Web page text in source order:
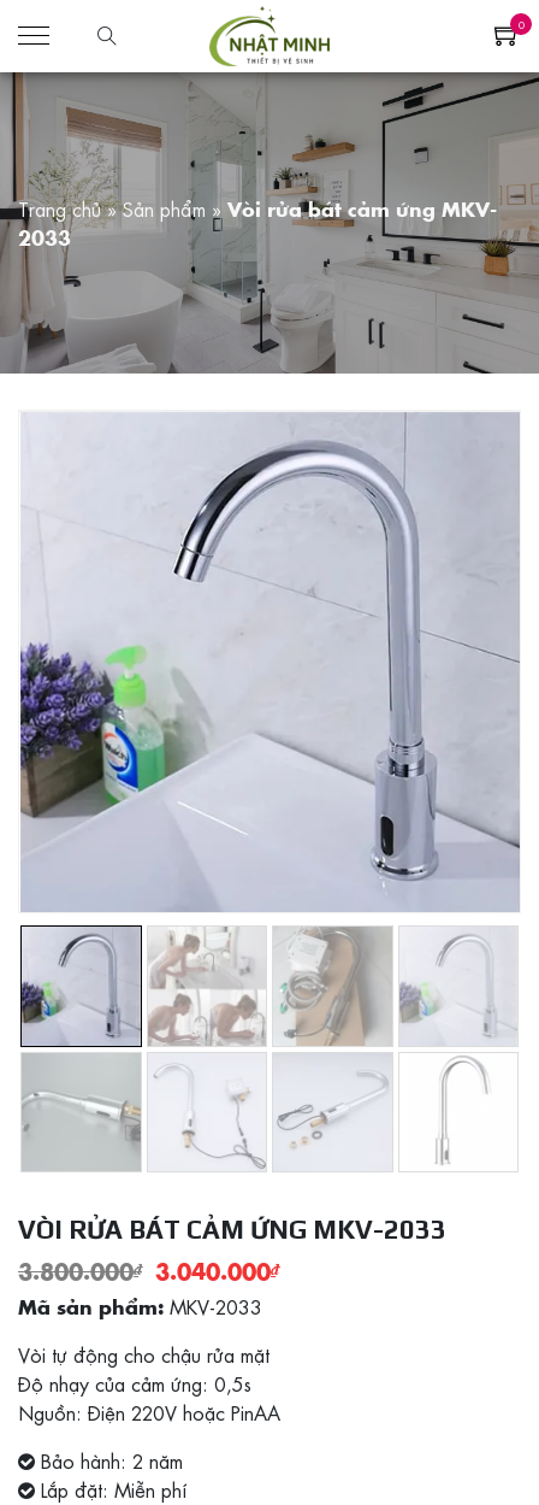
0
Trang chủ»Sản phẩm » Vòi rửa bát cảm ứng MKV-
2033
VÒI RỬA BÁT CẢM ỨNG MKV-2033
3.800.000₫ 3.040.000₫
Mã sản phẩm: MKV-2033
Vòi tự động cho chậu rửa mặt
Độ nhạy của cảm ứng: 0,5s
Nguồn: Điện 220V hoặc PinAA
Bảo hành: 2 năm
Lắp đặt: Miễn phí